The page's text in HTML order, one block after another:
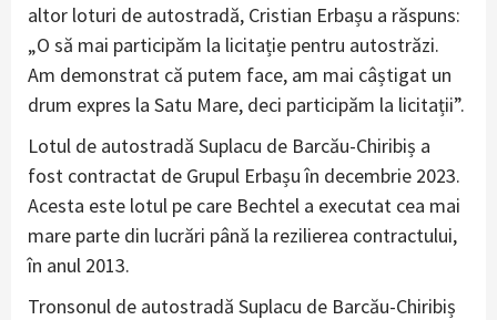
altor loturi de autostradă, Cristian Erbașu a răspuns:
„O să mai participăm la licitație pentru autostrăzi.
Am demonstrat că putem face, am mai câștigat un
drum expres la Satu Mare, deci participăm la licitații”.
Lotul de autostradă Suplacu de Barcău-Chiribiș a
fost contractat de Grupul Erbașu în decembrie 2023.
Acesta este lotul pe care Bechtel a executat cea mai
mare parte din lucrări până la rezilierea contractului,
în anul 2013.
Tronsonul de autostradă Suplacu de Barcău-Chiribiș